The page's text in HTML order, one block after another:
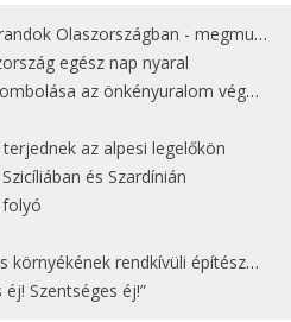
- megmutatjuk a 15 legjobbat
egész nap nyaral
az önkényuralom végét jelentette
az alpesi legelőkön
és Szardínián
rendkívüli építészeti kincsei
Szentséges éj!”